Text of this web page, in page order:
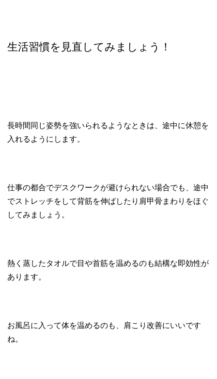
生活習慣を見直してみましょう！
長時間同じ姿勢を強いられるようなときは、途中に休憩を
入れるようにします。
仕事の都合でデスクワークが避けられない場合でも、途中
でストレッチをして背筋を伸ばしたり肩甲骨まわりをほぐ
してみましょう。
熱く蒸したタオルで目や首筋を温めるのも結構な即効性が
あります。
お風呂に入って体を温めるのも、肩こり改善にいいです
ね。